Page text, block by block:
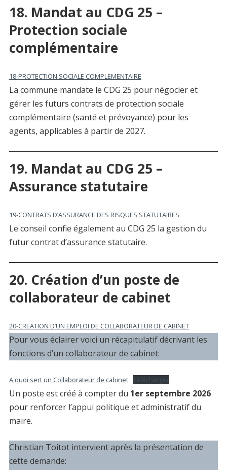
18. Mandat au CDG 25 –
Protection sociale
complémentaire
18-PROTECTION SOCIALE COMPLEMENTAIRE
La commune mandate le CDG 25 pour négocier et
gérer les futurs contrats de protection sociale
complémentaire (santé et prévoyance) pour les
agents, applicables à partir de 2027.
19. Mandat au CDG 25 –
Assurance statutaire
19-CONTRATS D’ASSURANCE DES RISQUES STATUTAIRES
Le conseil confie également au CDG 25 la gestion du
futur contrat d’assurance statutaire.
20. Création d’un poste de
collaborateur de cabinet
20-CREATION D’UN EMPLOI DE COLLABORATEUR DE CABINET
Pour vous éclairer voici un récapitulatif décrivant les
fonctions d’un collaborateur de cabinet:
A quoi sert un Collaborateur de cabinet Télécharger
Un poste est créé à compter du 1er septembre 2026
pour renforcer l’appui politique et administratif du
maire.
Christian Toitot intervient après la présentation de
cette demande: